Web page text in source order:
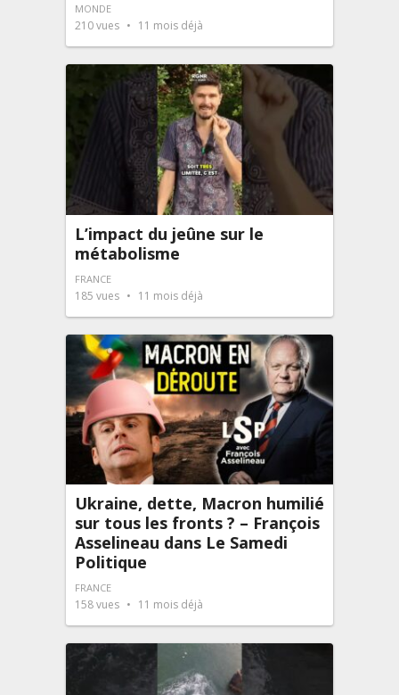
MONDE
210vues 11 mois déjà
L’impact du jeûne sur le
métabolisme
FRANCE
185 vues 11 mois déjà
Ukraine, dette, Macron humilié
sur tous les fronts ? – François
Asselineau dans Le Samedi
Politique
FRANCE
158vues 11 mois déjà